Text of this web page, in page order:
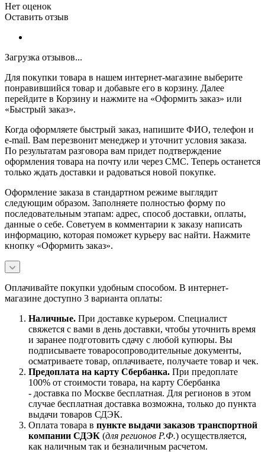
Нет оценок
Оставить отзыв
Загрузка отзывов...
Для покупки товара в нашем интернет-магазине выберите
понравившийся товар и добавьте его в корзину. Далее
перейдите в Корзину и нажмите на «Оформить заказ» или
«Быстрый заказ».
Когда оформляете быстрый заказ, напишите ФИО, телефон и
e-mail. Вам перезвонит менеджер и уточнит условия заказа.
По результатам разговора вам придет подтверждение
оформления товара на почту или через СМС. Теперь останется
только ждать доставки и радоваться новой покупке.
Оформление заказа в стандартном режиме выглядит
следующим образом. Заполняете полностью форму по
последовательным этапам: адрес, способ доставки, оплаты,
данные о себе. Советуем в комментарии к заказу написать
информацию, которая поможет курьеру вас найти. Нажмите
кнопку «Оформить заказ».
Оплачивайте покупки удобным способом. В интернет-
магазине доступно 3 варианта оплаты:
Наличные. При доставке курьером. Специалист
свяжется с вами в день доставки, чтобы уточнить время
и заранее подготовить сдачу с любой купюры. Вы
подписываете товаросопроводительные документы,
осматриваете товар, оплачиваете, получаете товар и чек.
Предоплата на карту Сбербанка. При предоплате
100% от стоимости товара, на карту Сбербанка
- доставка по Москве бесплатная. Для регионов в этом
случае бесплатная доставка возможна, только до пункта
выдачи товаров СДЭК.
Оплата товара в пункте выдачи заказов транспортной
компании СДЭК (для регионов Р.Ф.) осуществляется,
как наличным так и безналичным расчетом.